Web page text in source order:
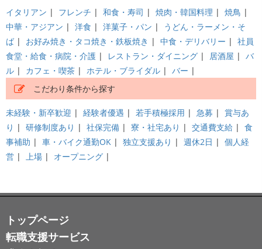
イタリアン | フレンチ | 和食・寿司 | 焼肉・韓国料理 | 焼鳥 |
中華・アジアン | 洋食 | 洋菓子・パン |
うどん・ラーメン・そ
ば | お好み焼き・タコ焼き・鉄板焼き | 中食・デリバリー | 社員
食堂・給食・病院・介護 | レストラン・ダイニング | 居酒屋 | バ
ル | カフェ・喫茶 | ホテル・ブライダル | バー |
こだわり条件から探す
未経験・新卒歓迎 | 経験者優遇 | 若手積極採用 | 急募 | 賞与あ
り | 研修制度あり | 社保完備 | 寮・社宅あり | 交通費支給 | 食
事補助 | 車・バイク通勤OK | 独立支援あり | 週休2日 | 個人経
営 | 上場 | オープニング |
トップページ
転職支援サービス